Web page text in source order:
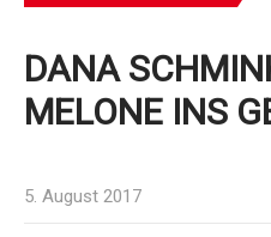
DANA
MELONE INS
5. August 2017